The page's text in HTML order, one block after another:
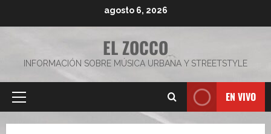
agosto 6, 2026
EL ZOCCO
INFORMACIÓN SOBRE MÚSICA URBANA Y STREETSTYLE
Menú
EN VIVO